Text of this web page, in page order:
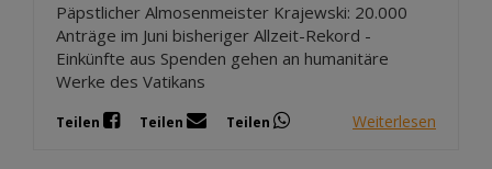
Päpstlicher Almosenmeister Krajewski: 20.000
Anträge im Juni bisheriger Allzeit-Rekord -
Einkünfte aus Spenden gehen an humanitäre
Werke des Vatikans
Teilen Teilen Teilen Weiterlesen